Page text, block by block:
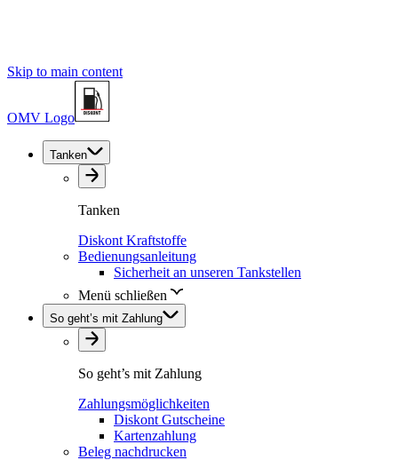
Skip to main content
OMV Logo
Tanken
Tanken
Diskont Kraftstoffe
Bedienungsanleitung
Sicherheit an unseren Tankstellen
Menü schließen
So geht’s mit Zahlung
So geht’s mit Zahlung
Zahlungsmöglichkeiten
Diskont Gutscheine
Kartenzahlung
Beleg nachdrucken